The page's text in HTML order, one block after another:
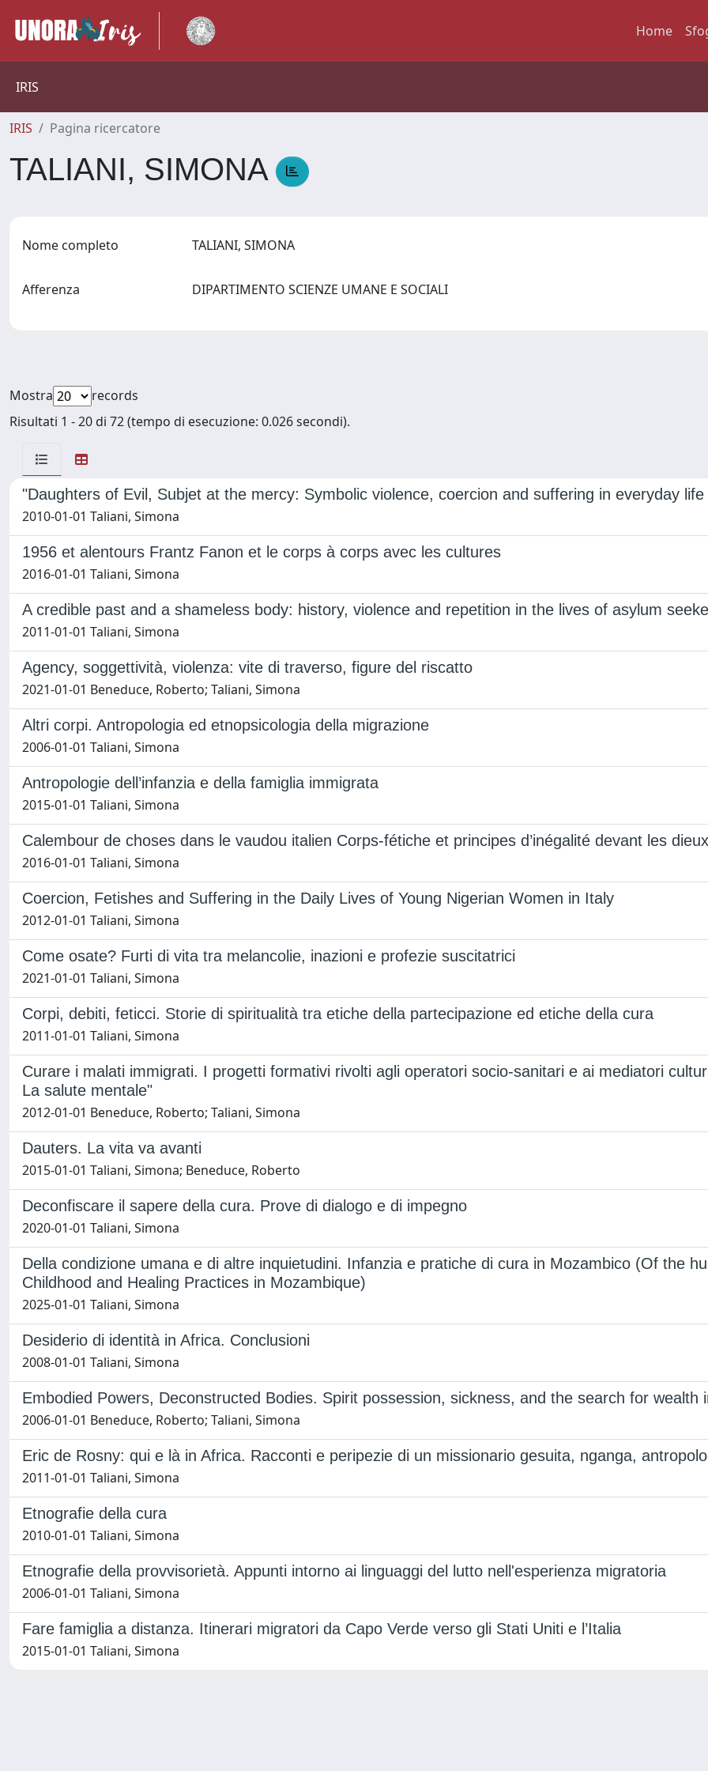
Home
IRIS
IRIS Pagina ricercatore
TALIANI, SIMONA
Nome completo TALIANI, SIMONA
Afferenza DIPARTIMENTO SCIENZE UMANE E SOCIALI
Mostra
records
Risultati 1 - 20 di 72 (tempo di esecuzione: 0.026 secondi).
"Daughters of Evil, Subjet at the mercy: Symbolic violence, coercion and suffering in everyday
2010-01-01 Taliani, Simona
1956 et alentours Frantz Fanon et le corps à corps avec les cultures
2016-01-01 Taliani, Simona
A credible past and a shameless body: history, violence and repetition in the lives of asylum
2011-01-01 Taliani, Simona
Agency, soggettività, violenza: vite di traverso, figure del riscatto
2021-01-01 Beneduce, Roberto; Taliani, Simona
Altri corpi. Antropologia ed etnopsicologia della migrazione
2006-01-01 Taliani, Simona
Antropologie dell’infanzia e della famiglia immigrata
2015-01-01 Taliani, Simona
Calembour de choses dans le vaudou italien Corps-fétiche et principes d’inégalité devant les dieux
2016-01-01 Taliani, Simona
Coercion, Fetishes and Suffering in the Daily Lives of Young Nigerian Women in Italy
2012-01-01 Taliani, Simona
Come osate? Furti di vita tra melancolie, inazioni e profezie suscitatrici
2021-01-01 Taliani, Simona
Corpi, debiti, feticci. Storie di spiritualità tra etiche della partecipazione ed etiche della cura
2011-01-01 Taliani, Simona
Curare i malati immigrati. I progetti formativi rivolti agli operatori socio-sanitari e ai mediatori
La salute mentale"
2012-01-01 Beneduce, Roberto; Taliani, Simona
Dauters. La vita va avanti
2015-01-01 Taliani, Simona; Beneduce, Roberto
Deconfiscare il sapere della cura. Prove di dialogo e di impegno
2020-01-01 Taliani, Simona
Della condizione umana e di altre inquietudini. Infanzia e pratiche di cura in Mozambico (Of the
Childhood and Healing Practices in Mozambique)
2025-01-01 Taliani, Simona
Desiderio di identità in Africa. Conclusioni
2008-01-01 Taliani, Simona
Embodied Powers, Deconstructed Bodies. Spirit possession, sickness, and the search for wealth
2006-01-01 Beneduce, Roberto; Taliani, Simona
Eric de Rosny: qui e là in Africa. Racconti e peripezie di un missionario gesuita, nganga,
2011-01-01 Taliani, Simona
Etnografie della cura
2010-01-01 Taliani, Simona
Etnografie della provvisorietà. Appunti intorno ai linguaggi del lutto nell'esperienza migratoria
2006-01-01 Taliani, Simona
Fare famiglia a distanza. Itinerari migratori da Capo Verde verso gli Stati Uniti e l’Italia
2015-01-01 Taliani, Simona